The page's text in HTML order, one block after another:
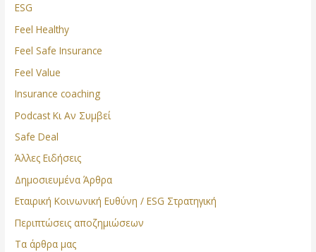
ESG
Feel Healthy
Feel Safe Insurance
Feel Value
Insurance coaching
Podcast Κι Αν Συμβεί
Safe Deal
Άλλες Ειδήσεις
Δημοσιευμένα Άρθρα
Εταιρική Κοινωνική Ευθύνη / ESG Στρατηγική
Περιπτώσεις αποζημιώσεων
Τα άρθρα μας